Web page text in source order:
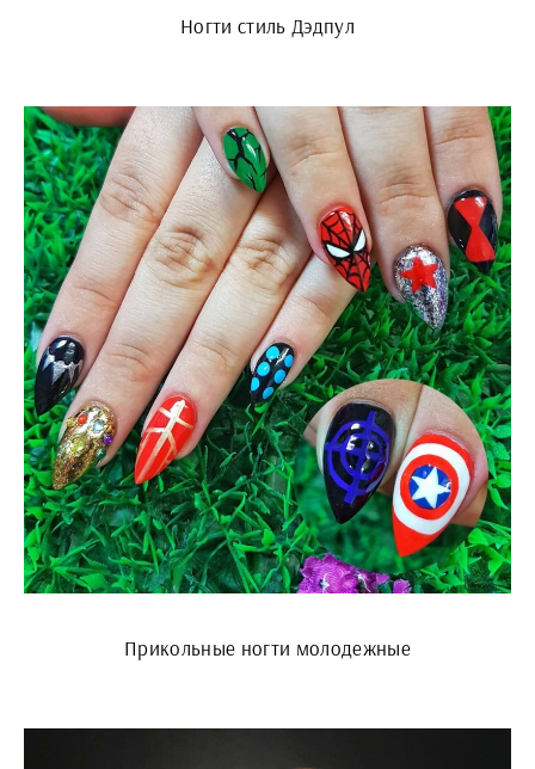
Ногти стиль Дэдпул
Прикольные ногти молодежные